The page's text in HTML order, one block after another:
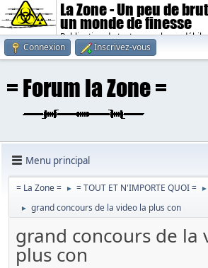
La Zone - Un peu de
un monde de finesse
Publication de textes sombres,
Connexion
Inscrivez-vous
Menu principal
= La Zone = ► = TOUT ET N'IMPORTE QUOI = ►
► grand concours de la video la plus con
grand concours de la
plus con